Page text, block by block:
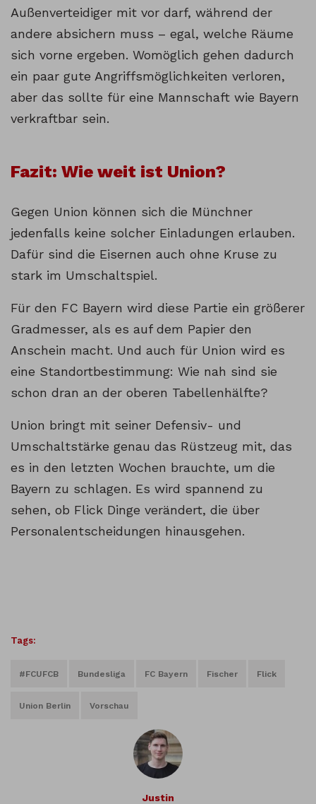
Außenverteidiger mit vor darf, während der
andere absichern muss – egal, welche Räume
sich vorne ergeben. Womöglich gehen dadurch
ein paar gute Angriffsmöglichkeiten verloren,
aber das sollte für eine Mannschaft wie Bayern
verkraftbar sein.
Fazit: Wie weit ist Union?
Gegen Union können sich die Münchner
jedenfalls keine solcher Einladungen erlauben.
Dafür sind die Eisernen auch ohne Kruse zu
stark im Umschaltspiel.
Für den FC Bayern wird diese Partie ein größerer
Gradmesser, als es auf dem Papier den
Anschein macht. Und auch für Union wird es
eine Standortbestimmung: Wie nah sind sie
schon dran an der oberen Tabellenhälfte?
Union bringt mit seiner Defensiv- und
Umschaltstärke genau das Rüstzeug mit, das
es in den letzten Wochen brauchte, um die
Bayern zu schlagen. Es wird spannend zu
sehen, ob Flick Dinge verändert, die über
Personalentscheidungen hinausgehen.
Tags:
#FCUFCB Bundesliga FC Bayern Fischer Flick
Union Berlin Vorschau
Justin